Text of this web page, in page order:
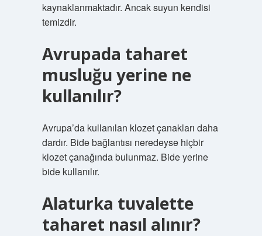
kaynaklanmaktadır. Ancak suyun kendisi
temizdir.
Avrupada taharet
musluğu yerine ne
kullanılır?
Avrupa’da kullanılan klozet çanakları daha
dardır. Bide bağlantısı neredeyse hiçbir
klozet çanağında bulunmaz. Bide yerine
bide kullanılır.
Alaturka tuvalette
taharet nasıl alınır?